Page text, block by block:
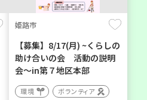
姫路市
【募集】8/17(月) ~くらしの
助け合いの会 活動の説明
会～in第７地区本部
環境
ボランティア